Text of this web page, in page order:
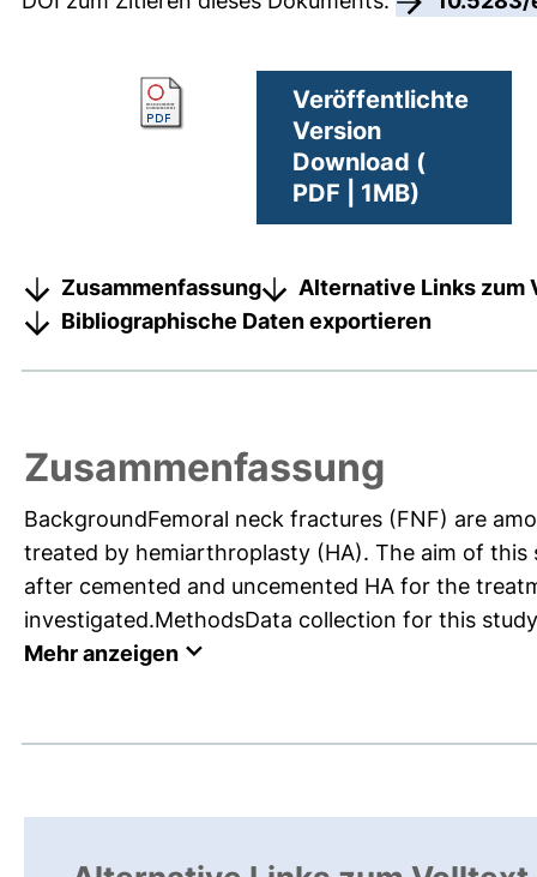
Veröffentlichte
Version
Download (
PDF | 1MB)
Zusammenfassung
Alternative Links zum
Bibliographische Daten exportieren
Zusammenfassung
BackgroundFemoral neck fractures (FNF) are
treated by hemiarthroplasty (HA). The aim of
after cemented and uncemented HA for the
investigated.MethodsData collection for this
Mehr anzeigen